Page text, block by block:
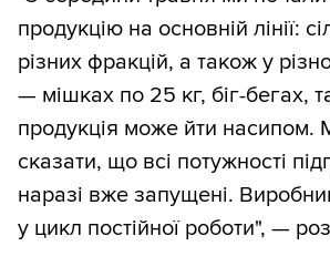
продукцію на основній лінії:
різних фракцій, а також у
— мішках по 25 кг, біг-бегах,
продукція може йти насипом.
сказати, що всі потужності
наразі вже запущені.
у цикл постійної роботи", —